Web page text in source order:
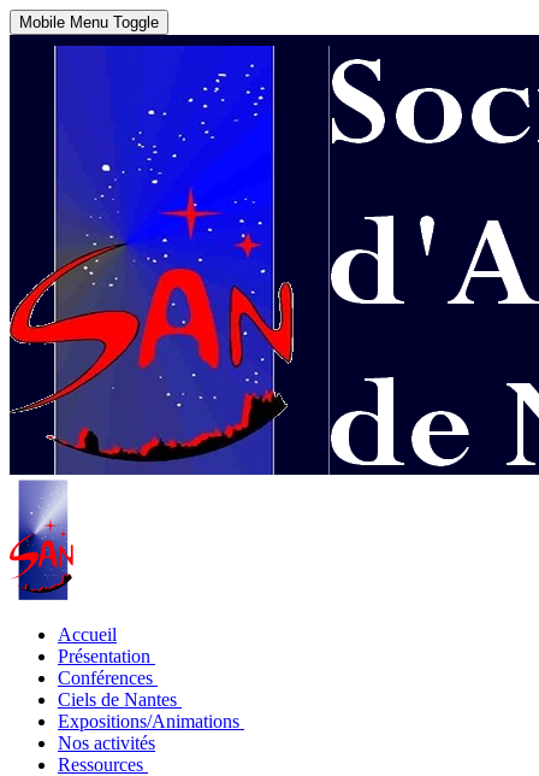
Mobile Menu Toggle
Accueil
Présentation
Conférences
Ciels de Nantes
Expositions/Animations
Nos activités
Ressources